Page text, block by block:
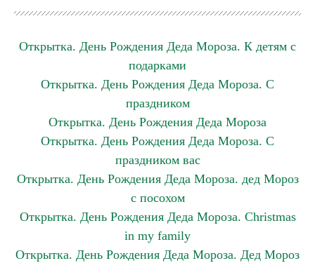
Открытка. День Рождения Деда Мороза. К детям с
подарками
Открытка. День Рождения Деда Мороза. С
праздником
Открытка. День Рождения Деда Мороза
Открытка. День Рождения Деда Мороза. С
праздником вас
Открытка. День Рождения Деда Мороза. дед Мороз
с посохом
Открытка. День Рождения Деда Мороза. Сhristmas
in my family
Открытка. День Рождения Деда Мороза. Дед Мороз